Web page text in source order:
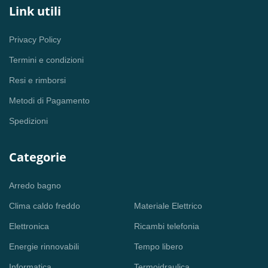
Link utili
Privacy Policy
Termini e condizioni
Resi e rimborsi
Metodi di Pagamento
Spedizioni
Categorie
Arredo bagno
Clima caldo freddo
Elettronica
Energie rinnovabili
Materiale Elettrico
Ricambi telefonia
Tempo libero